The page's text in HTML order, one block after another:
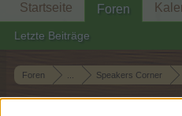
Foren Speakers Corner
Mitglieder, denen
Startseite Foren
Letzte Beiträge